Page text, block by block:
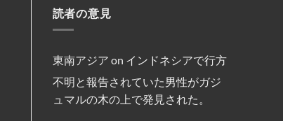
減
便
り
ま
約
を
違
法
を
っ
た
と
リ
ス
の
女
は
レ
マ
レ
の
フ
ミ
ー
読者の意見
東南アジア on インドネシアで行方
不明と報告されていた男性がガジ
ュマルの木の上で発見された。